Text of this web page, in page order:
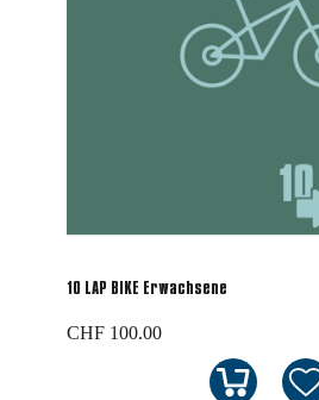
10 LAP BIKE Erwachsene
CHF 100.00